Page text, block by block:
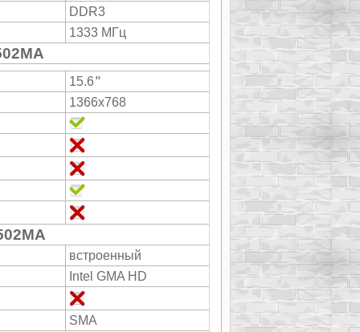
DDR3
1333 МГц
15.6"
1366x768
встроенный
Intel GMA HD
SMA